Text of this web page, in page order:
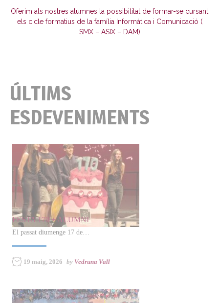
Oferim als nostres alumnes la possibilitat de formar-se cursant
els cicle formatius de la família Informàtica i Comunicació (
SMX – ASIX – DAM)
ÚLTIMS
ESDEVENIMENTS
FESTA 170 + ALUMNI
El passat diumenge 17 de…
19 maig, 2026 by Vedruna Vall